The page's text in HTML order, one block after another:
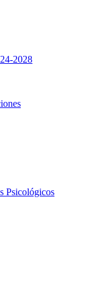
2028
Psicológicos